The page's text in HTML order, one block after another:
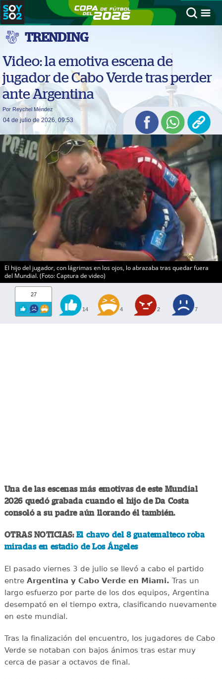
TRENDING
Video: la emotiva escena de
jugador de Cabo Verde tras perder
ante Argentina
Por Reychel Méndez
04 de julio de 2026, 09:53
El hijo del jugador, con lágrimas en los ojos, lo abrazaba tras quedar fuera
del Mundial. (Foto: Captura de video)
27
14 4 2 7
Una de las escenas más emotivas de este Mundial
2026 quedó grabada cuando el hijo de Da Costa
consoló a su padre aún llorando él también.
OTRAS NOTICIAS:El chavo del 8 guatemalteco roba
miradas en estadio de Los Ángeles
El pasado viernes 3 de julio se llevó a cabo el partido
entreArgentina y Cabo Verde en Miami. Tras un
largo esfuerzo por parte de los dos equipos, Argentina
desempató en el tiempo extra, clasificando nuevamente
en este mundial.
Tras la finalización del encuentro, los jugadores de Cabo
Verde se notaban con bajos ánimos tras estar muy
cerca de pasar a octavos de final.